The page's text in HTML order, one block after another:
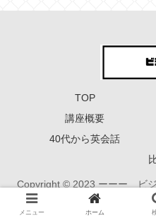
TOP
講座概要
40代から英会話
Copyright © 2023 ーーー ビ
メニュー ホーム